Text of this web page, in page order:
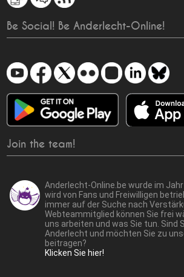
Be Social! Be Anderlecht-Online!
Join the team!
Anderlecht-Online.be wurde im
wird von Fans und Freiwilligen
immer auf der Suche nach
Webteammitglied können Sie frei
uns arbeiten und was Sie tun. Sind
Anderlecht und möchten Sie zu
beitragen?
Klicken Sie hier!